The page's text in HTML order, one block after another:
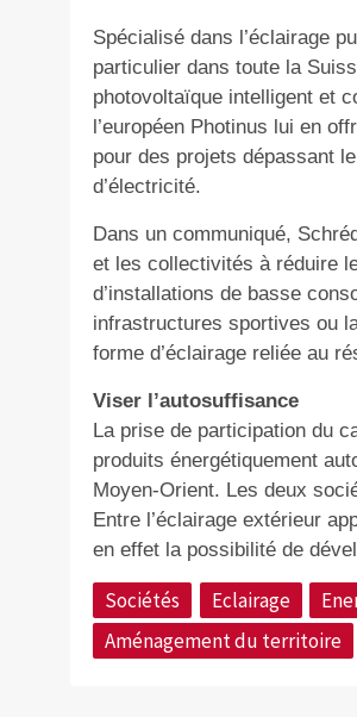
Spécialisé dans l’éclairage
particulier dans toute la
photovoltaïque intelligent et
l’européen Photinus lui en
pour des projets dépassant
d’électricité.
Dans un communiqué,
et les collectivités à réduire
d’installations de basse
infrastructures sportives ou
forme d’éclairage reliée au
Viser l’autosuffisance
La prise de participation du
produits énergétiquement
Moyen-Orient. Les deux
Entre l’éclairage extérieur
en effet la possibilité de
Sociétés Eclairage
Aménagement du territoire